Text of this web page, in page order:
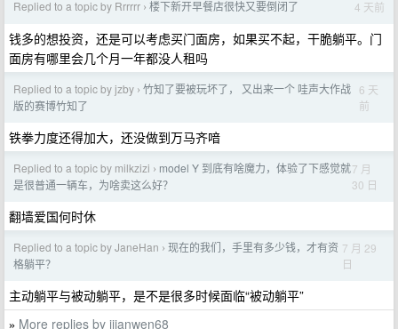
Replied to a topic by Rrrrrr › 楼下新开早餐店很快又要倒闭了 4 天前
钱多的想投资，还是可以考虑买门面房，如果买不起，干脆躺平。门
面房有哪里会几个月一年都没人租吗
Replied to a topic by jzby › 竹知了要被玩坏了， 又出来一个 哇声大作战
版的赛博竹知了
6 天
前
铁拳力度还得加大，还没做到万马齐喑
Replied to a topic by milkzizi › model Y 到底有啥魔力，体验了下感觉就
是很普通一辆车，为啥卖这么好？
7 月
30 日
翻墙爱国何时休
Replied to a topic by JaneHan › 现在的我们，手里有多少钱，才有资
格躺平？
7 月 29
日
主动躺平与被动躺平，是不是很多时候面临“被动躺平”
» More replies by jjianwen68